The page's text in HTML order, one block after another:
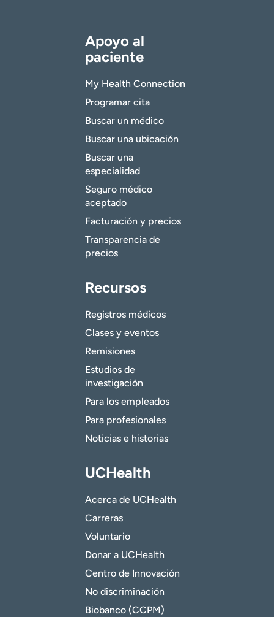
Apoyo al
paciente
My Health Connection
Programar cita
Buscar un médico
Buscar una ubicación
Buscar una
especialidad
Seguro médico
aceptado
Facturación y precios
Transparencia de
precios
Recursos
Registros médicos
Clases y eventos
Remisiones
Estudios de
investigación
Para los empleados
Para profesionales
Noticias e historias
UCHealth
Acerca de UCHealth
Carreras
Voluntario
Donar a UCHealth
Centro de Innovación
No discriminación
Biobanco (CCPM)